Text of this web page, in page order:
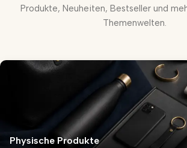
Produkte, Neuheiten, Bestseller und
Themenwelten.
Physische Produkte